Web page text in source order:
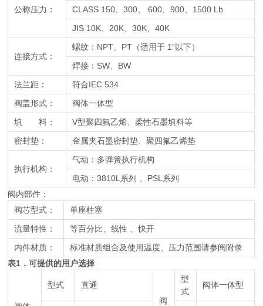
公称压力：
CLASS 150、300、 600、900、1500 Lb
JIS 10K、20K、30K、40K
连接方式：
螺纹：NPT、PT（适用于 1”以下）
焊接：SW、BW
法兰距：
符合IEC 534
阀盖形式：
阀体一体型
填 料：
V型聚四氟乙烯、柔性石墨填料等
密封垫：
金属夹石墨密封垫、聚四氟乙烯垫
执行机构：
气动：多弹簧执行机构
电动：3810L系列 、PSL系列
阀内部件：
阀芯型式：
单座柱塞
流量特性：
等百分比、线性 、快开
内件材质：
标准材质组合及使用温度、压力范围请参阅附录
表1．可提供的用户选择
型式
直通
阀
型
式
阀体一体型